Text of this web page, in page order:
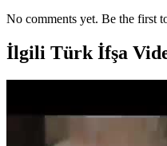
No comments yet. Be the first
İlgili Türk İfşa